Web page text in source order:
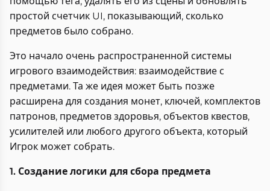
простой счетчик UI, показывающий, сколько
предметов было собрано.
Это начало очень распространенной системы
игрового взаимодействия: взаимодействие с
предметами. Та же идея может быть позже
расширена для создания монет, ключей, комплектов
патронов, предметов здоровья, объектов квестов,
усилителей или любого другого объекта, который
Игрок может собрать.
1. Создание логики для сбора предмета